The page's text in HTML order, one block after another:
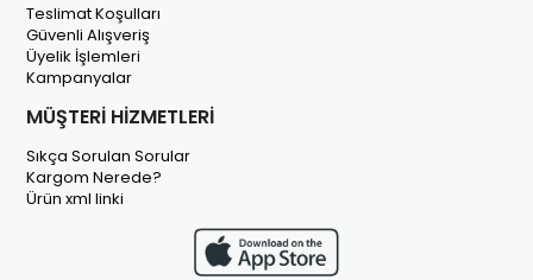
Teslimat Koşulları
Güvenli Alışveriş
Üyelik İşlemleri
Kampanyalar
MÜŞTERİ HİZMETLERİ
Sıkça Sorulan Sorular
Kargom Nerede?
Ürün xml linki